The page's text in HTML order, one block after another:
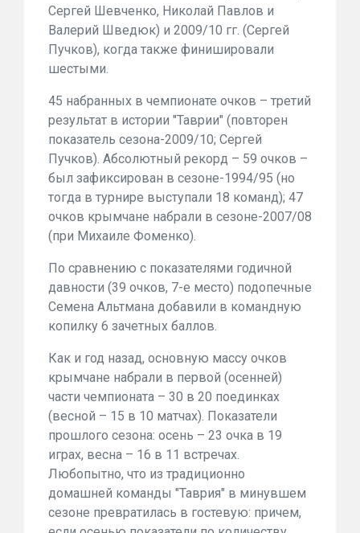
Сергей Шевченко, Николай Павлов и
Валерий Шведюк) и 2009/10 гг. (Сергей
Пучков), когда также финишировали
шестыми.
45 набранных в чемпионате очков – третий
результат в истории "Таврии" (повторен
показатель сезона-2009/10; Сергей
Пучков). Абсолютный рекорд – 59 очков –
был зафиксирован в сезоне-1994/95 (но
тогда в турнире выступали 18 команд); 47
очков крымчане набрали в сезоне-2007/08
(при Михаиле Фоменко).
По сравнению с показателями годичной
давности (39 очков, 7-е место) подопечные
Семена Альтмана добавили в командную
копилку 6 зачетных баллов.
Как и год назад, основную массу очков
крымчане набрали в первой (осенней)
части чемпионата – 30 в 20 поединках
(весной – 15 в 10 матчах). Показатели
прошлого сезона: осень – 23 очка в 19
играх, весна – 16 в 11 встречах.
Любопытно, что из традиционно
домашней команды "Таврия" в минувшем
сезоне превратилась в гостевую: причем,